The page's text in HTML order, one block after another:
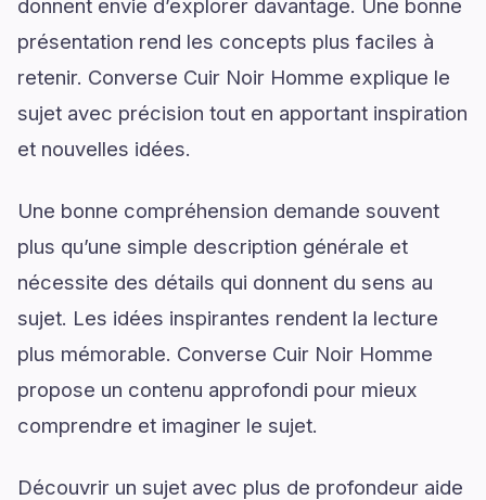
donnent envie d’explorer davantage. Une bonne
présentation rend les concepts plus faciles à
retenir. Converse Cuir Noir Homme explique le
sujet avec précision tout en apportant inspiration
et nouvelles idées.
Une bonne compréhension demande souvent
plus qu’une simple description générale et
nécessite des détails qui donnent du sens au
sujet. Les idées inspirantes rendent la lecture
plus mémorable. Converse Cuir Noir Homme
propose un contenu approfondi pour mieux
comprendre et imaginer le sujet.
Découvrir un sujet avec plus de profondeur aide